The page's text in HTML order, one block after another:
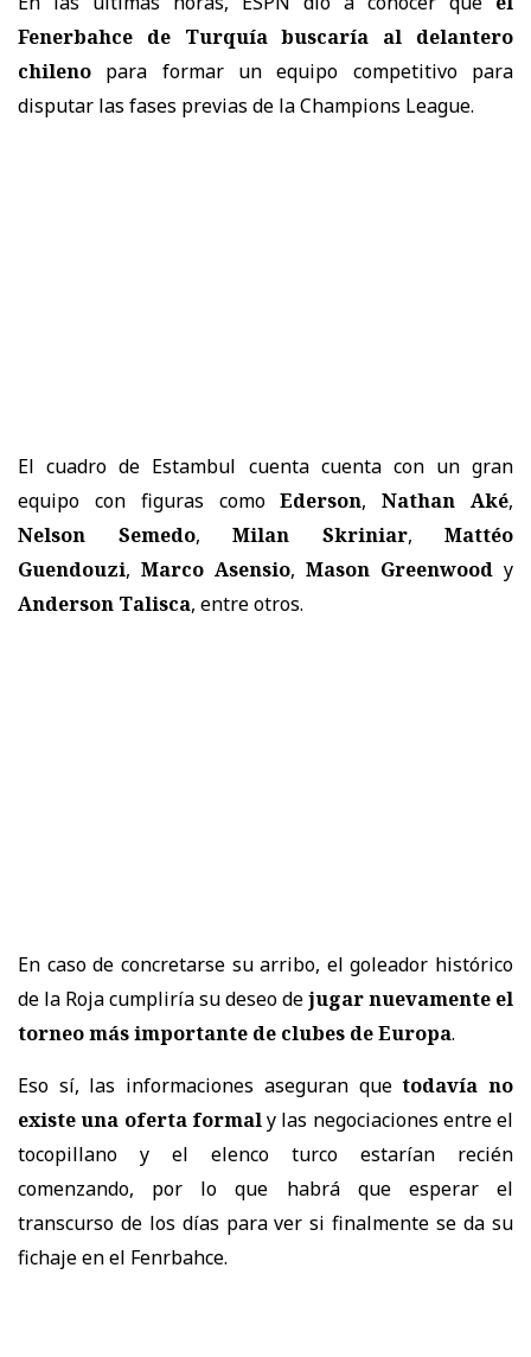
Fenerbahce de Turquía buscaría al delantero
chileno para formar un equipo competitivo para
disputar las fases previas de la Champions League.
El cuadro de Estambul cuenta cuenta con un gran
equipo con figuras comoEderson,Nathan Aké,
Nelson Semedo, Milan Skriniar, Mattéo
Guendouzi, Marco Asensio, Mason Greenwood y
Anderson Talisca, entre otros.
En caso de concretarse su arribo, el goleador histórico
de la Roja cumpliría su deseo dejugar nuevamente el
torneo más importante de clubes de Europa.
Eso sí, las informaciones aseguran quetodavía no
existe una oferta formaly las negociaciones entre el
tocopillano y el elenco turco estarían recién
comenzando, por lo que habrá que esperar el
transcurso de los días para ver si finalmente se da su
fichaje en el Fenrbahce.